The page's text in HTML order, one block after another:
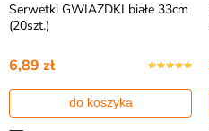
Serwetki GWIAZDKI białe 33cm
(20szt.)
6,89 zł
do koszyka